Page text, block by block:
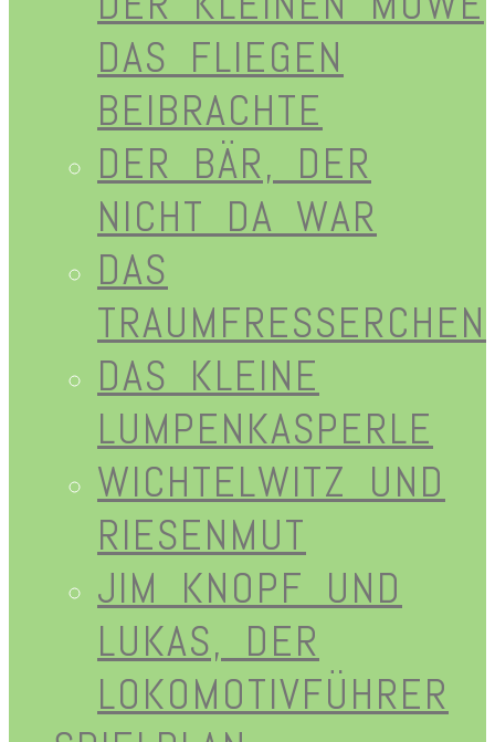
DAS FLIEGEN
BEIBRACHTE
DER BÄR, DER
NICHT DA WAR
DAS
TRAUMFRESSERCHEN
DAS KLEINE
LUMPENKASPERLE
WICHTELWITZ UND
RIESENMUT
JIM KNOPF UND
LUKAS, DER
LOKOMOTIVFÜHRER